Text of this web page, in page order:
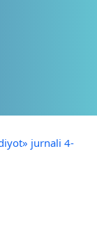
jurnali 4-